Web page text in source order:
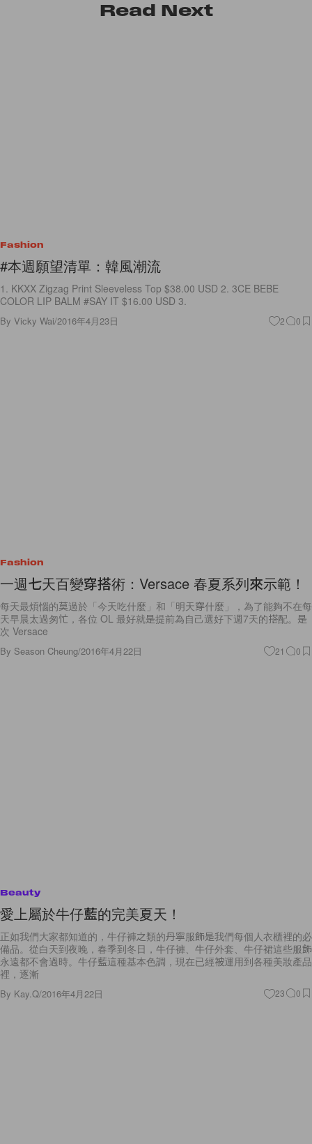
Read Next
Fashion
#本週願望清單：韓風潮流
1. KKXX Zigzag Print Sleeveless Top $38.00 USD 2. 3CE BEBE
COLOR LIP BALM #SAY IT $16.00 USD 3.
By Vicky Wai/2016年4月23日 2 0
Fashion
一週七天百變穿搭術：Versace 春夏系列來示範！
每天最煩惱的莫過於「今天吃什麼」和「明天穿什麼」，為了能夠不在每
天早晨太過匆忙，各位 OL 最好就是提前為自己選好下週7天的搭配。是
次 Versace
By Season Cheung/2016年4月22日 21 0
Beauty
愛上屬於牛仔藍的完美夏天！
正如我們大家都知道的，牛仔褲之類的丹寧服飾是我們每個人衣櫃裡的必
備品。從白天到夜晚，春季到冬日，牛仔褲、牛仔外套、牛仔裙這些服飾
永遠都不會過時。牛仔藍這種基本色調，現在已經被運用到各種美妝產品
裡，逐漸
By Kay.Q/2016年4月22日 23 0